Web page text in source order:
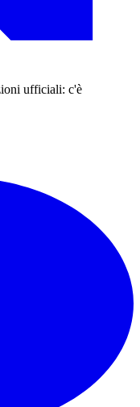
ufficiali: c'è